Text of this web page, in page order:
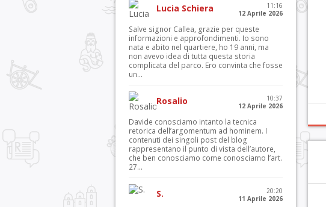
Lucia Schiera
11:16
12 Aprile 2026
Salve signor Callea, grazie per queste
informazioni e approfondimenti. Io sono
nata e abito nel quartiere, ho 19 anni, ma
non avevo idea di tutta questa storia
complicata del parco. Ero convinta che fosse
un...
Rosalio
10:37
12 Aprile 2026
Davide conosciamo intanto la tecnica
retorica dell’argomentum ad hominem. I
contenuti dei singoli post del blog
rappresentano il punto di vista dell’autore,
che ben conosciamo come conosciamo l’art.
27...
S.
20:20
11 Aprile 2026